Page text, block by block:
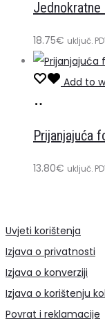
košaricu
18.75€ uključ.
Add to
košaricu
Prijanjajuća
13.80€ uključ.
Uvjeti korištenja
Izjava o privatnosti
Izjava o konverziji
Izjava o korištenju
Povrat i reklamacije